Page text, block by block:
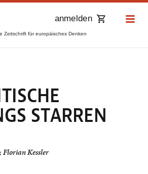
Zeitschrift für europäisches Denken
anmelden
STARREN
; Florian Kessler